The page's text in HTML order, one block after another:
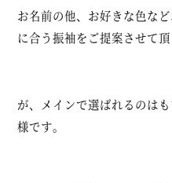
お名前の他、お好きな色な
に合う振袖をご提案させて頂
が、メインで選ばれるのは
様です。